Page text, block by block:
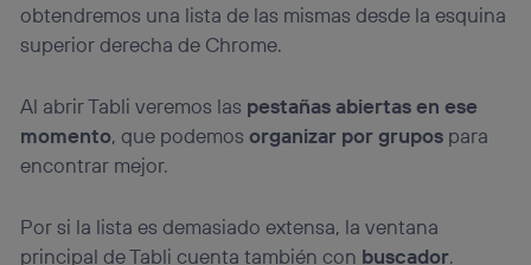
obtendremos una lista de las mismas desde la esquina
superior derecha de Chrome.
Al abrir Tabli veremos las pestañas abiertas en ese
momento, que podemosorganizar por grupos para
encontrar mejor.
Por si la lista es demasiado extensa, la ventana
principal de Tabli cuenta también con buscador.